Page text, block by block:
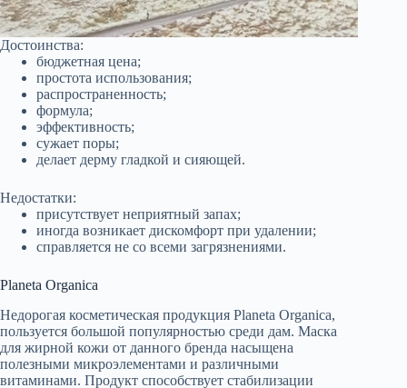
Достоинства:
бюджетная цена;
простота использования;
распространенность;
формула;
эффективность;
сужает поры;
делает дерму гладкой и сияющей.
Недостатки:
присутствует неприятный запах;
иногда возникает дискомфорт при удалении;
справляется не со всеми загрязнениями.
Planeta Organica
Недорогая косметическая продукция Planeta Organica,
пользуется большой популярностью среди дам. Маска
для жирной кожи от данного бренда насыщена
полезными микроэлементами и различными
витаминами. Продукт способствует стабилизации